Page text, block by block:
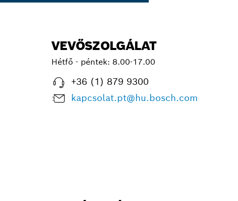
VEVŐSZOLGÁLAT
Hétfő - péntek: 8.00-17.00
+36 (1) 879 9300
kapcsolat.pt@hu.bosch.com